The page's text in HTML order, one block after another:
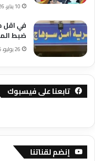
10 يناير، 2026
ضبط
26 يوليو، 2026
تابعنا على فيسبوك
إنضم لقناتنا